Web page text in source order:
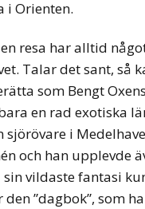
i Orienten.
resa har alltid
Talar det sant, så
som Bengt
en rad exotiska
sjörövare i
och han upplevde
sin vildaste fantasi
”dagbok”, som